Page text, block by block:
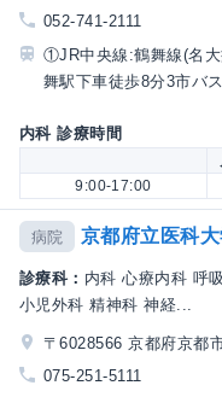
052-741-2111
①JR中央線:鶴舞線(名
舞駅下車徒歩8分3市バス
内科 診療時間
9:00-17:00
病院 京都府立医科
診療科： 内科 心療内科 呼
小児外科 精神科 神経...
〒6028566 京都府京都
075-251-5111